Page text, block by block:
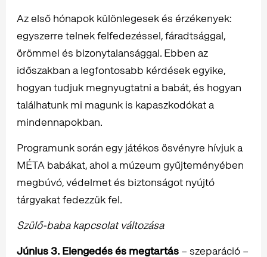
Az első hónapok különlegesek és érzékenyek:
egyszerre telnek felfedezéssel, fáradtsággal,
örömmel és bizonytalansággal. Ebben az
időszakban a legfontosabb kérdések egyike,
hogyan tudjuk megnyugtatni a babát, és hogyan
találhatunk mi magunk is kapaszkodókat a
mindennapokban.
Programunk során egy játékos ösvényre hívjuk a
MÉTA babákat, ahol a múzeum gyűjteményében
megbúvó, védelmet és biztonságot nyújtó
tárgyakat fedezzük fel.
Szülő-baba kapcsolat változása
Június 3. Elengedés és megtartás – szeparáció –